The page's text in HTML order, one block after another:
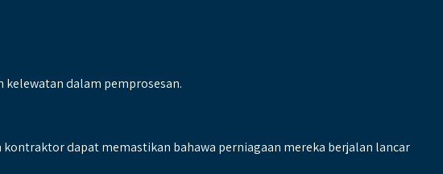
kelewatan dalam pemprosesan.
dapat memastikan bahawa perniagaan mereka berjalan lancar